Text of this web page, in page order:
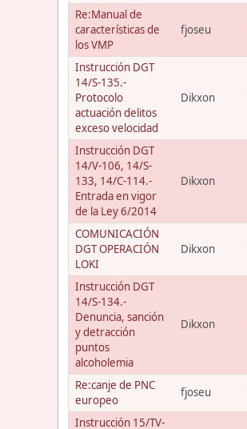
Re:Manual de
características de
los VMP
fjoseu
Instrucción DGT
14/S-135.-
Protocolo
actuación delitos
exceso velocidad
Dikxon
Instrucción DGT
14/V-106, 14/S-
133, 14/C-114.-
Entrada en vigor
de la Ley 6/2014
Dikxon
COMUNICACIÓN
DGT OPERACIÓN
LOKI
Dikxon
Instrucción DGT
14/S-134.-
Denuncia, sanción
y detracción
puntos
alcoholemia
Dikxon
Re:canje de PNC
europeo
fjoseu
Instrucción 15/TV-